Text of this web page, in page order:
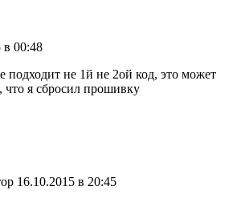
в 00:48
подходит не 1й не 2ой код, это может
что я сбросил прошивку
16.10.2015 в 20:45